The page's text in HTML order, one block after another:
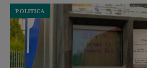
POLITICA